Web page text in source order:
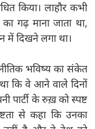
किया। लाहौर कभी
गढ़ माना जाता था,
में दिखने लगा था।
भविष्य का संकेत
कि वे आने वाले दिनों
पार्टी के रुख़ को स्पष्ट
से कहा कि उनका